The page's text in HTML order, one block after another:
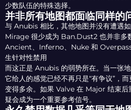
少数队伍的特殊选择。
并非所有地图都面临同样的
与 Anubis 相比，其他地图并没有遭遇
Mirage 很少成为 Ban.Dust2 也并非多
Ancient、Inferno、Nuke 和
生针对性禁用
而这正是 Anubis 的弱势所在。当一张
它给人的感觉已经不再只是“有争议”，
变得多余。如果 Valve 在 Major 结束后
疑会成为一个重要参考信号。